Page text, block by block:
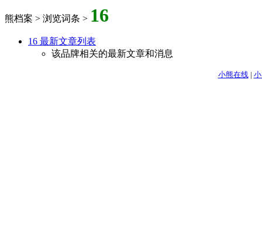
熊档案 > 浏览词条 > 16
16 最新文章列表
该品牌相关的最新文章和消息
小熊在线|